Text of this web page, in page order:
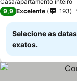
9,9 Excelente 193
Selecione as
exatos.